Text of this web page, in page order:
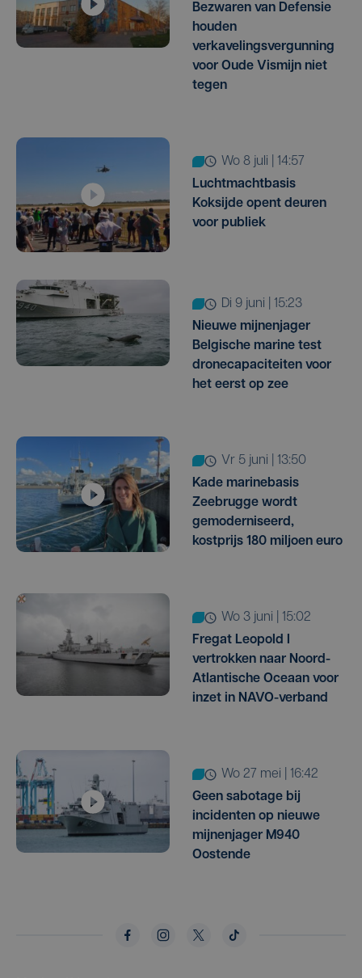
Bezwaren van Defensie
houden
verkavelingsvergunning
voor Oude Vismijn niet
tegen
wo 8 juli | 14:57
Luchtmachtbasis
Koksijde opent deuren
voor publiek
di 9 juni | 15:23
Nieuwe mijnenjager
Belgische marine test
dronecapaciteiten voor
het eerst op zee
vr 5 juni | 13:50
Kade marinebasis
Zeebrugge wordt
gemoderniseerd,
kostprijs 180 miljoen euro
wo 3 juni | 15:02
Fregat Leopold I
vertrokken naar Noord-
Atlantische Oceaan voor
inzet in NAVO-verband
wo 27 mei | 16:42
Geen sabotage bij
incidenten op nieuwe
mijnenjager M940
Oostende